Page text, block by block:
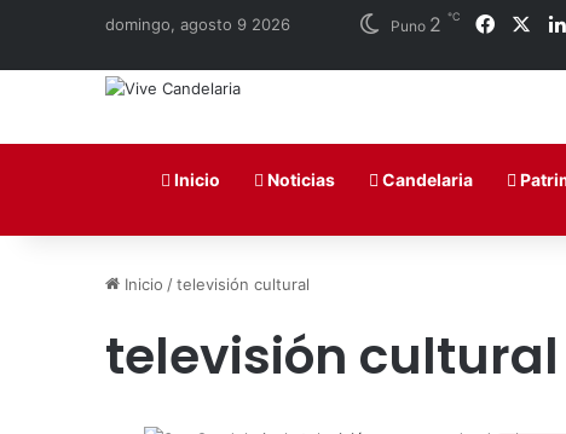
domingo, agosto 9 2026 Puno 2 ℃
Inicio Noticias Candelaria
Inicio /televisión cultural
televisión cultural